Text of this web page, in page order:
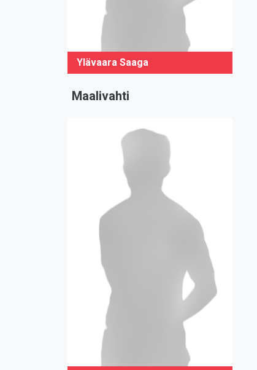
Ylävaara Saaga
Maalivahti